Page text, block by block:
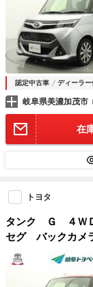
認定中古車 ディーラー
岐阜県美濃加茂市
在
トヨタ
タンク Ｇ ４Ｗ
セグ バックカメ
Ｃ スマートキー
プ オートクルー